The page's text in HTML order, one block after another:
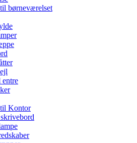
børneværelset
Kontor